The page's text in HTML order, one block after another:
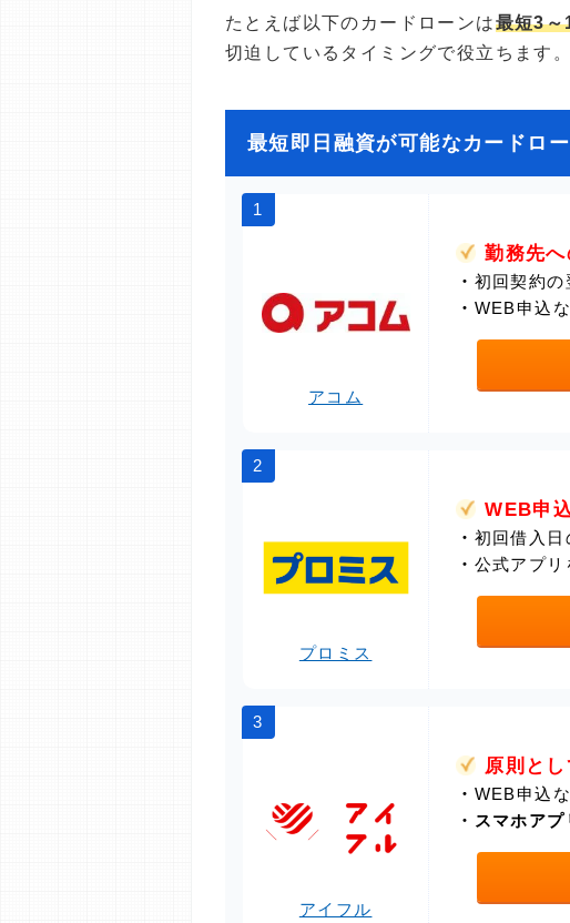
たとえば以下のカードローンは最短3～
切迫しているタイミングで役立ちます。
最短即日融資が可能なカードロ
1
アコム
勤務先
・ 初回契約の
・ WEB申込
2
プロミス
WEB申
・ 初回借入日
・ 公式アプ
3
アイフル
原則とし
・ WEB申込
・ スマホアプ